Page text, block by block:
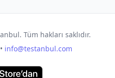
Tüm hakları saklıdır.
• info@testanbul.com